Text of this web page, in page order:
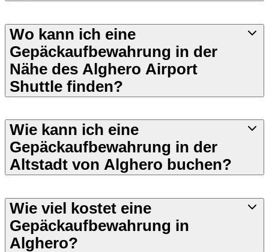
Wo kann ich eine
Gepäckaufbewahrung in der
Nähe des Alghero Airport
Shuttle finden?
Wie kann ich eine
Gepäckaufbewahrung in der
Altstadt von Alghero buchen?
Wie viel kostet eine
Gepäckaufbewahrung in
Alghero?